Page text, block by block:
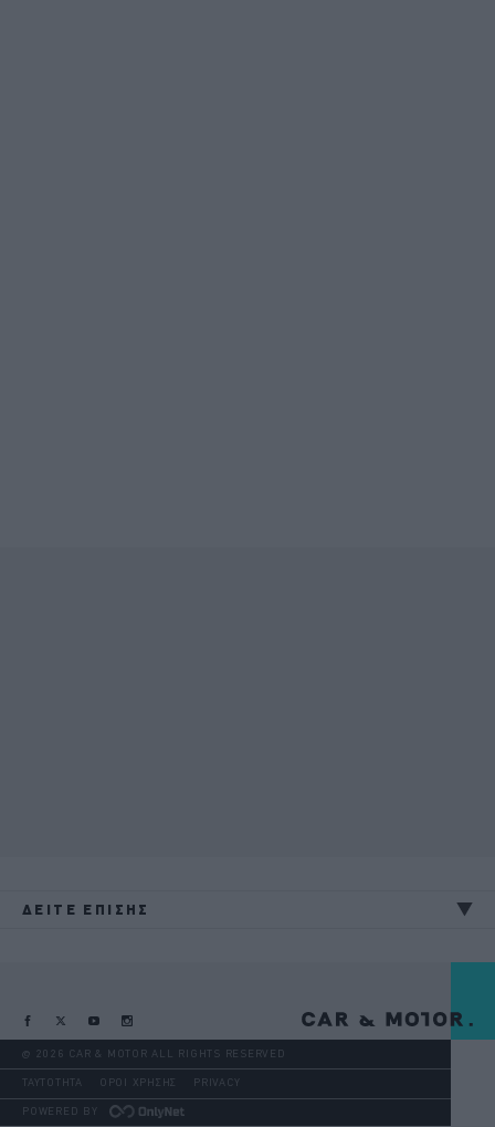
ΔΕΙΤΕ ΕΠΙΣΗΣ
@ 2026 CAR & MOTOR ALL RIGHTS RESERVED
ΤΑΥΤΟΤΗΤΑ ΟΡΟΙ ΧΡΗΣΗΣ PRIVACY
POWERED BY